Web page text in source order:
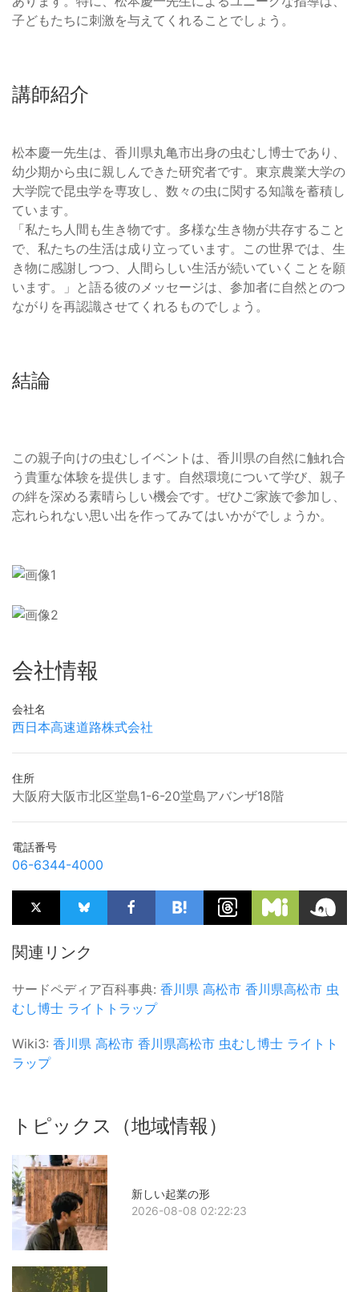
子どもたちに刺激を与えてくれることでしょう。
講師紹介
松本慶一先生は、香川県丸亀市出身の虫むし博士であり、
幼少期から虫に親しんできた研究者です。東京農業大学の
大学院で昆虫学を専攻し、数々の虫に関する知識を蓄積し
ています。
「私たち人間も生き物です。多様な生き物が共存すること
で、私たちの生活は成り立っています。この世界では、生
き物に感謝しつつ、人間らしい生活が続いていくことを願
います。」と語る彼のメッセージは、参加者に自然とのつ
ながりを再認識させてくれるものでしょう。
結論
この親子向けの虫むしイベントは、香川県の自然に触れ合
う貴重な体験を提供します。自然環境について学び、親子
の絆を深める素晴らしい機会です。ぜひご家族で参加し、
忘れられない思い出を作ってみてはいかがでしょうか。
会社情報
会社名
西日本高速道路株式会社
住所
大阪府大阪市北区堂島1-6-20堂島アバンザ18階
電話番号
06-6344-4000
関連リンク
サードペディア百科事典: 香川県 高松市 香川県高松市 虫
むし博士 ライトトラップ
Wiki3: 香川県 高松市 香川県高松市 虫むし博士 ライトト
ラップ
トピックス（地域情報）
新しい起業の形
2026-08-08 02:22:23